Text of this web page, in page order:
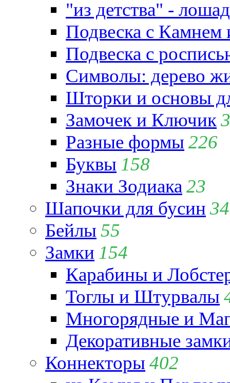
"из детства" -
Подвеска с
Подвеска с
Символы: дерево
Шторки и основы
Замочек и Ключик
Разные формы 226
Буквы 158
Знаки Зодиака 23
Шапочки для бусин 34
Бейлы 55
Замки 154
Карабины и
Тоглы и Штурвалы
Многорядные и
Декоративные
Коннекторы 402